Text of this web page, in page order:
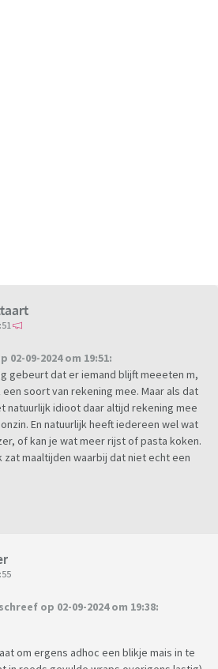
02-09-2024 om 19:51:
gebeurt dat er iemand blijft meeeten m,
soort van rekening mee. Maar als dat
natuurlijk idioot daar altijd rekening mee
En natuurlijk heeft iedereen wel wat
of kan je wat meer rijst of pasta koken.
zat maaltijden waarbij dat niet echt een
op 02-09-2024 om 19:38:
om ergens adhoc een blikje mais in te